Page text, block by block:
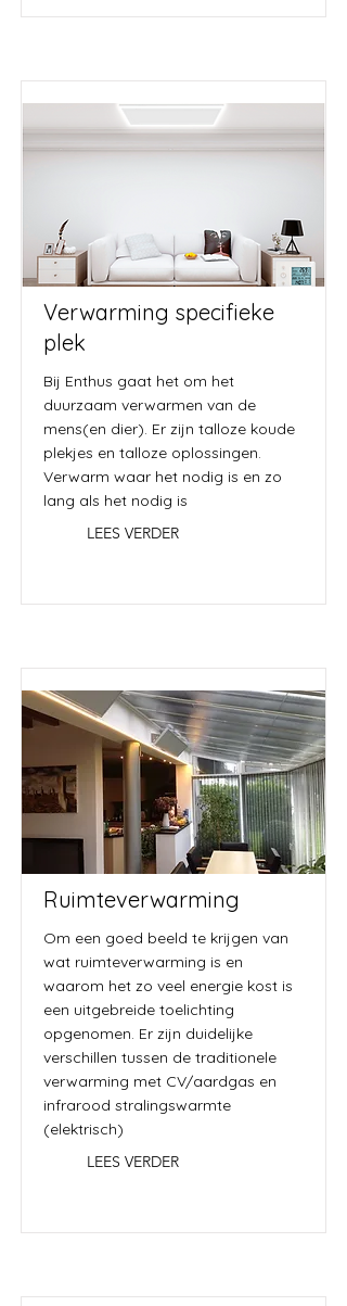
Verwarming specifieke
plek
Bij Enthus gaat het om het
duurzaam verwarmen van de
mens(en dier). Er zijn talloze koude
plekjes en talloze oplossingen.
Verwarm waar het nodig is en zo
lang als het nodig is
LEES VERDER
Ruimteverwarming
Om een goed beeld te krijgen van
wat ruimteverwarming is en
waarom het zo veel energie kost is
een uitgebreide toelichting
opgenomen. Er zijn duidelijke
verschillen tussen de traditionele
verwarming met CV/aardgas en
infrarood stralingswarmte
(elektrisch)
LEES VERDER